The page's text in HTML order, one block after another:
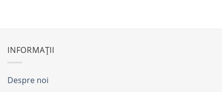
INFORMAȚII
Despre noi